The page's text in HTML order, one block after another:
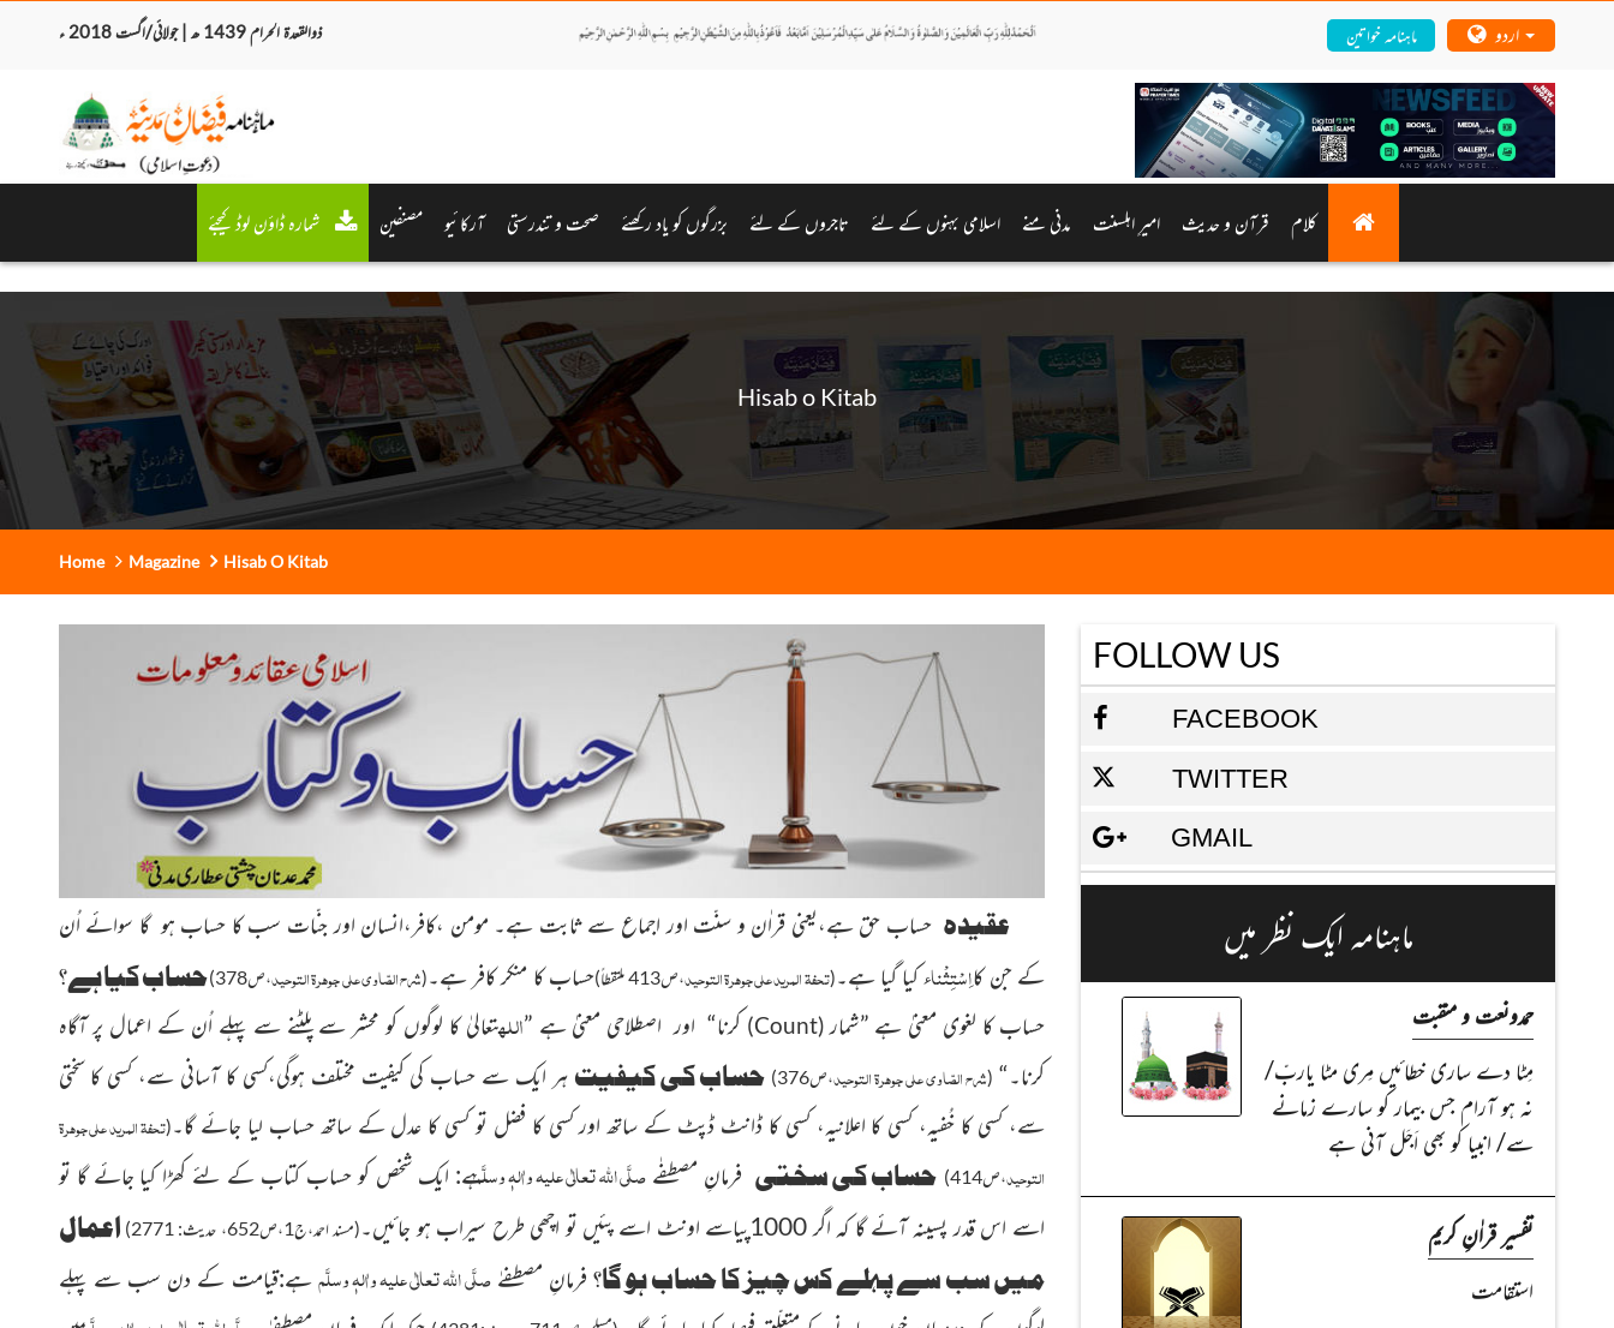
ذوالقعدۃ الحرام 1439 ھ | جولائی/اگست 2018 ء ماہنامہ خواتین
کلام قرآن و حدیث امیرِ اہلسنت مدنی منے اسلامی بہنوں کے لئے تاجروں کے لئے بزرگوں کو یاد رکھئے صحت و تندرستی آرکائیو مصنفین شمارہ ڈاؤن لوڈ کیجئے
Hisab o Kitab
Home Magazine Hisab O Kitab
عقیدہ حساب حق ہے،یعنی قراٰن و سنّت اور اجماع سے ثابت ہے۔ مومن ،کافر،انسان اور جنّات سب کا حساب ہو گا سوائے اُن
کے جن کااِسْتِثْناءکیا گیا ہے۔(تحفۃ المرید علی جوہرۃ التوحید،ص413 ملتقطاً) حساب کا منکر کافر ہے۔(شرح الصّاوی علی جوہرۃ التوحید،ص378) حساب کیا ہے؟
حساب کا لغوی معنیٰ ہے ”شمار(
Count
) کرنا“ اور اصطلاحی معنیٰ ہے ”اللہتعالیٰ کا لوگوں کو محشر سے پلٹنے سے پہلے اُن کے اعمال پر آگاہ
کرنا۔“
(شرح الصّاوی علی جوہرۃ التوحید،ص376) حساب کی کیفیت ہر ایک سے حساب کی کیفیت مختلف ہوگی،کسی کا آسانی سے، کسی کا سختی
سے، کسی کا خُفیہ، کسی کا اعلانیہ، کسی کا ڈانٹ ڈپٹ کے ساتھ اور کسی کا فضل تو کسی کا عدل کے ساتھ حساب لیا جائے گا۔(تحفۃ المرید علی جوہرۃ
التوحید،ص414) حساب کی سختی فرمانِ مصطفٰے صلَّی اللہ تعالٰی علیہ واٰلہٖ وسلَّمہے: ایک شخص کو حساب کتاب کے لئے کھڑا کیا جائے گا تو
اسے اس قدر پسینہ آئے گا کہ اگر 1000پیاسے اونٹ اسے پئیں تو اچھی طرح سیراب ہو جائیں۔
(مسند احمد،ج1،ص652، حدیث: 2771)
اعمال
میں سب سے پہلے کس چیز کا حساب ہو گا؟ فرمانِ مصطفےٰصلَّی اللہ تعالٰی علیہ واٰلہٖ وسلَّمہے:قیامت کے دن سب سے پہلے
FOLLOW US
FACEBOOK
TWITTER
GMAIL
ماہنامہ ایک نظر میں
حمدونعت و منقبت
مِٹا دے ساری خطائیں مِری مٹا یاربّ/
نہ ہو آرام جس بیمار کو سارے زمانے
سے/ انبیا کو بھی اَجَل آنی ہے
تفسیر قراٰنِ کریم
استقامت